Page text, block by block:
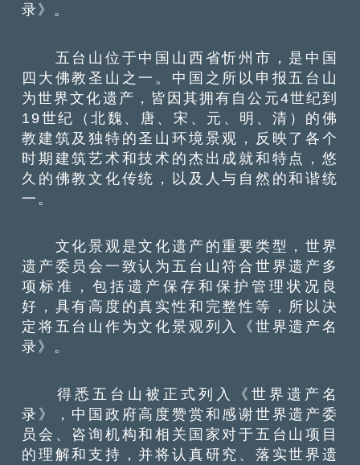
录》。
五台山位于中国山西省忻州市，是中国
四大佛教圣山之一。中国之所以申报五台山
为世界文化遗产，皆因其拥有自公元4世纪到
19世纪（北魏、唐、宋、元、明、清）的佛
教建筑及独特的圣山环境景观，反映了各个
时期建筑艺术和技术的杰出成就和特点，悠
久的佛教文化传统，以及人与自然的和谐统
一。
文化景观是文化遗产的重要类型，世界
遗产委员会一致认为五台山符合世界遗产多
项标准，包括遗产保存和保护管理状况良
好，具有高度的真实性和完整性等，所以决
定将五台山作为文化景观列入《世界遗产名
录》。
得悉五台山被正式列入《世界遗产名
录》，中国政府高度赞赏和感谢世界遗产委
员会、咨询机构和相关国家对于五台山项目
的理解和支持，并将认真研究、落实世界遗